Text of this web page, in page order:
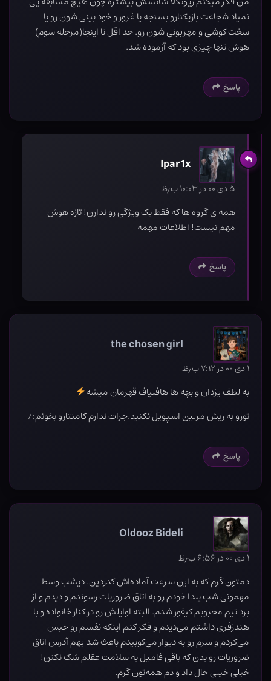
نمیاد شجاعت بازیکنارو بسنجه یا غرور و خود بینی شون رو یا
سخت کوشی و مهربونی شون رو. حد اقل تا اینجا(مرحله سوم)
هوش تنها چیزی بود که آزموده شد.
پاسخ
Ipar1x
۵ دی ۰۰ در ۱۰:۰۳ ب٫ظ
همه ی گروه ها که فقط یک ویژگی رو ندارن! تازه هوش
مهم نیست! اطلاعات مهمه
پاسخ
the chosen girl
۱ دی ۰۰ در ۷:۱۲ ب٫ظ
به لطف یزدان و بچه ها هافلپاف قهرمان میشه
تورو به ریش مرلین اسپویل نکنید.جرات ندارم کامنتارو بخونم:/
پاسخ
Oldooz Bideli
۱ دی ۰۰ در ۶:۵۶ ب٫ظ
دمتون گرم که به این سرعت آماده‌اش کدردین. دیشب وسط
مهمونی شب یلدا خودم رو به اتاق ضروریات رسوندم و دیدم و از
برد تیم محبوبم کیفور شدم. البته اوایلش رو در کنار خانواده و با
هندزفری داشتم می‌دیدم و فکر کنم اینکه نفسم رو حبس
می‌کردم و سرم رو به دیوار می‌کوبیدم باعث شد بهم آدرس اتاق
ضروریات رو بدن که باقی فامیل به سلامت عقلم شک نکنن!
خیلی خیلی حال داد و دم همه‌تون گرم.